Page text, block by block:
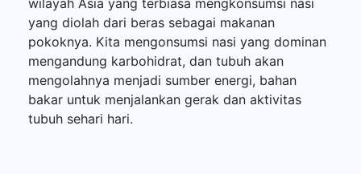
yang diolah dari beras sebagai makanan
pokoknya. Kita mengonsumsi nasi yang dominan
mengandung karbohidrat, dan tubuh akan
mengolahnya menjadi sumber energi, bahan
bakar untuk menjalankan gerak dan aktivitas
tubuh sehari hari.